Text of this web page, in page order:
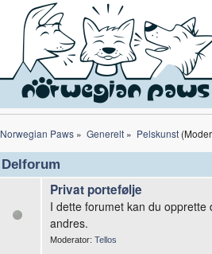
Norwegian Paws » Generelt» Pelskunst
Delforum
Privat portefølje
I dette forumet kan du
andres.
Moderator: Tellos